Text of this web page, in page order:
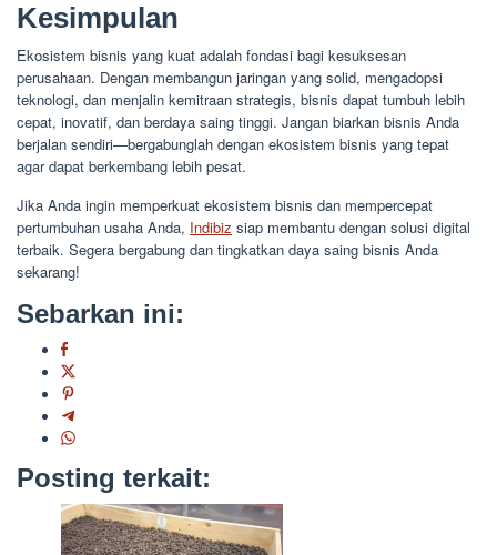
Kesimpulan
Ekosistem bisnis yang kuat adalah fondasi bagi kesuksesan
perusahaan. Dengan membangun jaringan yang solid, mengadopsi
teknologi, dan menjalin kemitraan strategis, bisnis dapat tumbuh lebih
cepat, inovatif, dan berdaya saing tinggi. Jangan biarkan bisnis Anda
berjalan sendiri—bergabunglah dengan ekosistem bisnis yang tepat
agar dapat berkembang lebih pesat.
Jika Anda ingin memperkuat ekosistem bisnis dan mempercepat
pertumbuhan usaha Anda, Indibiz siap membantu dengan solusi digital
terbaik. Segera bergabung dan tingkatkan daya saing bisnis Anda
sekarang!
Sebarkan ini:
Posting terkait: